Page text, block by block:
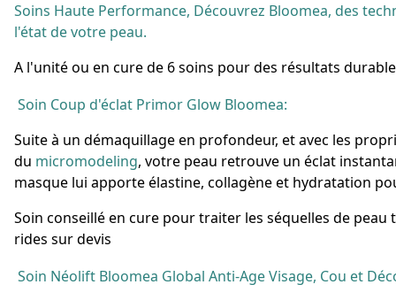
Soins Haute Performance, Découvrez Bloomea, des
l'état de votre peau.
A l'unité ou en cure de 6 soins pour des résultats
Soin Coup d'éclat Primor Glow Bloomea:
Suite à un démaquillage en profondeur, et avec les
du micromodeling, votre peau retrouve un éclat
masque lui apporte élastine, collagène et hydratation
Soin conseillé en cure pour traiter les séquelles de peau
rides sur devis
Soin Néolift Bloomea Global Anti-Age Visage, Cou et